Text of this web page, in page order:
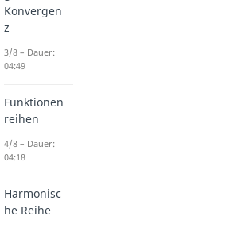
Konvergen
z
3/8 – Dauer:
04:49
Funktionen
reihen
4/8 – Dauer:
04:18
Harmonisc
he Reihe